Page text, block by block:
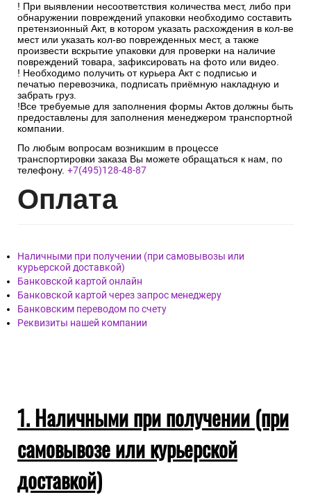
! При выявлении несоответствия количества мест, либо при
обнаружении повреждений упаковки необходимо составить
претензионный Акт, в котором указать расхождения в кол-ве
мест или указать кол-во поврежденных мест, а также
произвести вскрытие упаковки для проверки на наличие
повреждений товара, зафиксировать на фото или видео.
! Необходимо получить от курьера Акт с подписью и
печатью перевозчика, подписать приёмную накладную и
забрать груз.
!Все требуемые для заполнения формы Актов должны быть
предоставлены для заполнения менеджером транспортной
компании.
По любым вопросам возникшим в процессе
транспортировки заказа Вы можете обращаться к нам, по
телефону. +7(495)128-48-87
Оплата
Наличными при получении (при самовывозы или
курьерской доставкой)
Банковской картой онлайн
Банковской картой через запрос менеджеру
Банковским переводом по счету
Реквизиты нашей компании
1. Наличными при получении (при
самовывозе или курьерской
доставкой)